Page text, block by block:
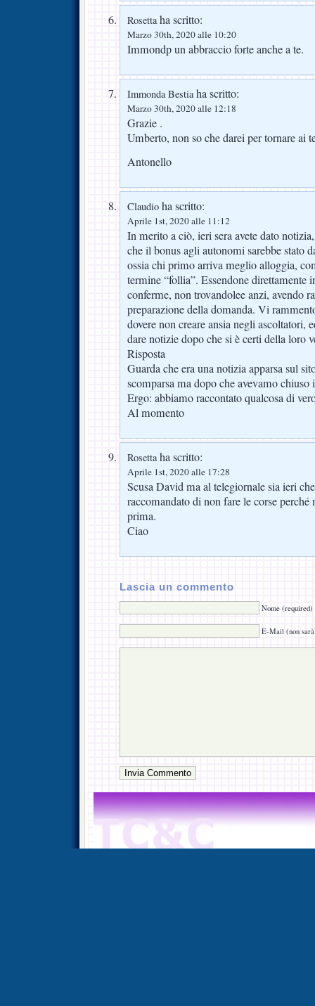
Rosettaha scritto:
Marzo 30th, 2020 alle 10:20
Immondp un abbraccio forte anche a te.
Immonda Bestiaha scritto:
Marzo 30th, 2020 alle 12:18
Grazie .
Umberto, non so che darei per tornare ai
Antonello
Claudio ha scritto:
Aprile 1st, 2020 alle 11:12
In merito a ciò, ieri sera avete dato
che il bonus agli autonomi sarebbe stato
ossia chi primo arriva meglio alloggia,
termine “follia”. Essendone direttamente
conferme, non trovandolee anzi, avendo
preparazione della domanda. Vi
dovere non creare ansia negli ascoltatori,
dare notizie dopo che si è certi della loro
Risposta
Guarda che era una notizia apparsa sul
scomparsa ma dopo che avevamo chiuso
Ergo: abbiamo raccontato qualcosa di
Al momento
Rosettaha scritto:
Aprile 1st, 2020 alle 17:28
Scusa David ma al telegiornale sia ieri
raccomandato di non fare le corse perché
prima.
Ciao
Lascia un commento
Nome (required)
E-Mail (non